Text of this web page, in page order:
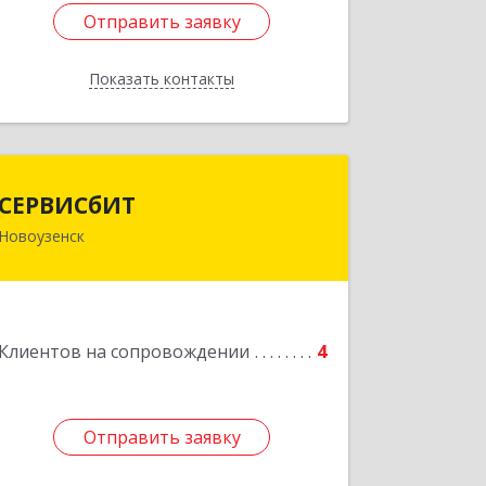
Отправить заявку
Показать контакты
Отправить заявку
Назад
СЕРВИСбИТ
Новоузенск
Клиентов на сопровождении 4
Отправить заявку
Подробнее
Отправить заявку